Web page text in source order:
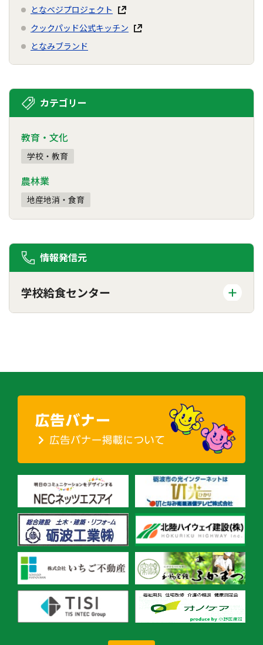
となベジプロジェクト
クックパッド公式キッチン
となみブランド
カテゴリー
教育・文化
学校・教育
農林業
地産地消・食育
情報発信元
学校給食センター